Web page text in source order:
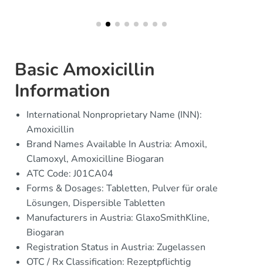
Basic Amoxicillin
Information
International Nonproprietary Name (INN):
Amoxicillin
Brand Names Available In Austria: Amoxil,
Clamoxyl, Amoxicilline Biogaran
ATC Code: J01CA04
Forms & Dosages: Tabletten, Pulver für orale
Lösungen, Dispersible Tabletten
Manufacturers in Austria: GlaxoSmithKline,
Biogaran
Registration Status in Austria: Zugelassen
OTC / Rx Classification: Rezeptpflichtig